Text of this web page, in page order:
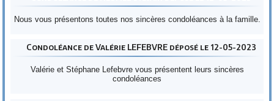
Nous vous présentons toutes nos sincères condoléances à la famille.
Condoléance de Valérie LEFEBVRE déposé le 12-05-2023
Valérie et Stéphane Lefebvre vous présentent leurs sincères
condoléances